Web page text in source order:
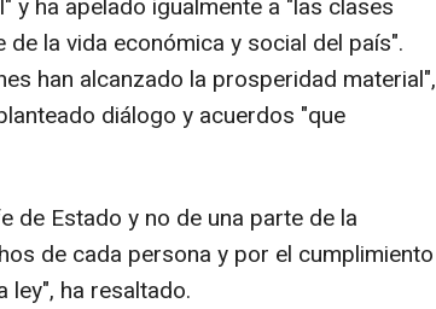
y ha apelado igualmente a "las clases
la vida económica y social del país".
han alcanzado la prosperidad material",
diálogo y acuerdos "que
de Estado y no de una parte de la
de cada persona y por el cumplimiento
ley", ha resaltado.